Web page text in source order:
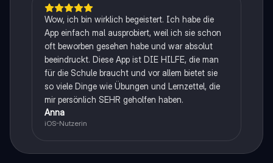
Wow, ich bin wirklich begeistert. Ich habe die
App einfach mal ausprobiert, weil ich sie schon
oft beworben gesehen habe und war absolut
beeindruckt. Diese App ist DIE HILFE, die man
für die Schule braucht und vor allem bietet sie
so viele Dinge wie Übungen und Lernzettel, die
mir persönlich SEHR geholfen haben.
Anna
iOS-Nutzerin